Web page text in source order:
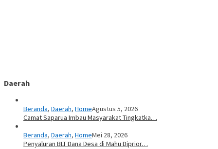
Daerah
Beranda, Daerah, HomeAgustus 5, 2026
Camat Saparua Imbau Masyarakat Tingkatka…
Beranda, Daerah, HomeMei 28, 2026
Penyaluran BLT Dana Desa di Mahu Diprior…